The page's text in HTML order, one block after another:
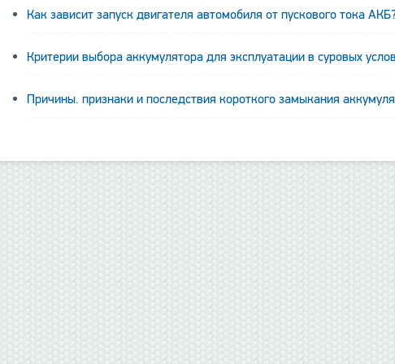
Как зависит запуск двигателя автомобиля от пускового тока
Критерии выбора аккумулятора для эксплуатации в суровых
Причины. признаки и последствия короткого замыкания